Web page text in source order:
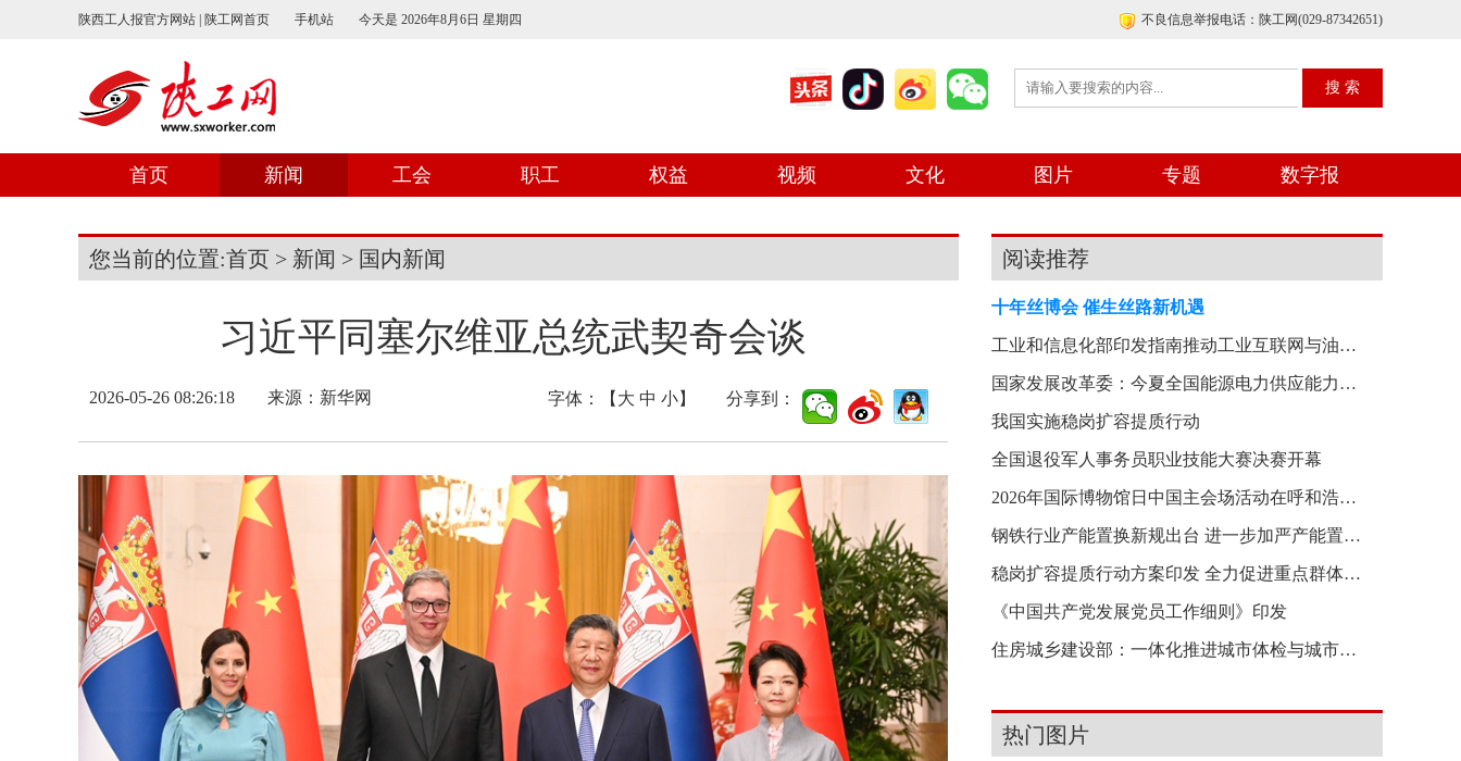
陕西工人报官方网站 | 陕工网首页 手机站 今天是 2026年8月6日 星期四 不良信息举报电话：陕工网(029-87342651)
首页 新闻 工会 职工 权益 视频 文化 图片 专题 数字报
您当前的位置:首页 > 新闻 > 国内新闻
习近平同塞尔维亚总统武契奇会谈
2026-05-26 08:26:18 来源：新华网 字体：【 大 中 小】 分享到：
阅读推荐
十年丝博会 催生丝路新机遇
工业和信息化部印发指南推动工业互联网与油气储运
国家发展改革委：今夏全国能源电力供应能力总体能
我国实施稳岗扩容提质行动
全国退役军人事务员职业技能大赛决赛开幕
2026年国际博物馆日中国主会场活动在呼和浩特举行
钢铁行业产能置换新规出台 进一步加严产能置换要
稳岗扩容提质行动方案印发 全力促进重点群体就业
《中国共产党发展党员工作细则》印发
住房城乡建设部：一体化推进城市体检与城市更新
热门图片